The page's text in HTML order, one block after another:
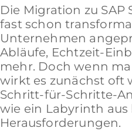
Die Migration zu SAP
fast schon
Unternehmen
Abläufe, Echtzeit-
mehr. Doch wenn
wirkt es zunächst oft
Schritt-für-Schritte-
wie ein Labyrinth aus
Herausforderungen.